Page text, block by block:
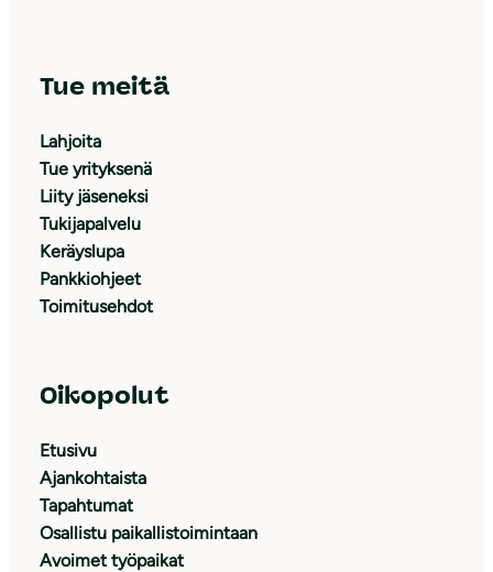
Tue meitä
Lahjoita
Tue yrityksenä
Liity jäseneksi
Tukijapalvelu
Keräyslupa
Pankkiohjeet
Toimitusehdot
Oikopolut
Etusivu
Ajankohtaista
Tapahtumat
Osallistu paikallistoimintaan
Avoimet työpaikat